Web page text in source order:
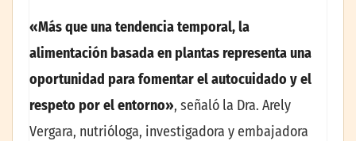
«Más que una tendencia temporal, la
alimentación basada en plantas representa una
oportunidad para fomentar el autocuidado y el
respeto por el entorno», señaló la Dra. Arely
Vergara, nutrióloga, investigadora y embajadora